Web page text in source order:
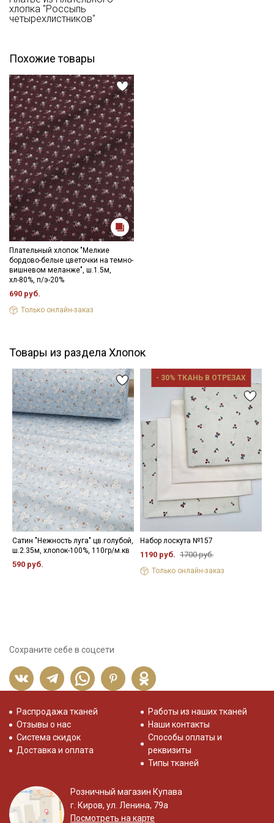
хлопка "Россыпь
четырехлистников"
Похожие товары
Плательный хлопок "Мелкие
бордово-белые цветочки на темно-
вишневом меланже", ш.1.5м,
хл-80%, п/э-20%
690 руб.
Только онлайн-заказ
Товары из раздела Хлопок
Сатин "Нежность луга" цв.голубой,
ш.2.35м, хлопок-100%, 110гр/м.кв
590 руб.
- 30% ТКАНЬ В ОТРЕЗАХ
Набор лоскута №157
1190 руб. 1700 руб.
Только онлайн-заказ
Сохраните себе в соцсети
Распродажа тканей
Отзывы о нас
Система скидок
Доставка и оплата
Работы из наших тканей
Наши контакты
Способы оплаты и
реквизиты
Типы тканей
Розничный магазин Купава
г. Киров, ул. Ленина, 79а
Посмотреть на карте